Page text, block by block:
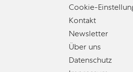
Cookie-
Kontakt
Newsletter
Über uns
Datenschutz